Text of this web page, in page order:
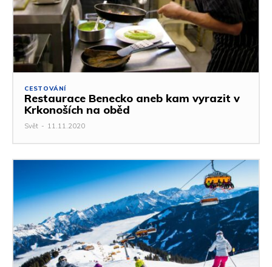
CESTOVÁNÍ
Restaurace Benecko aneb kam vyrazit v
Krkonoších na oběd
Svět - 11.11.2020